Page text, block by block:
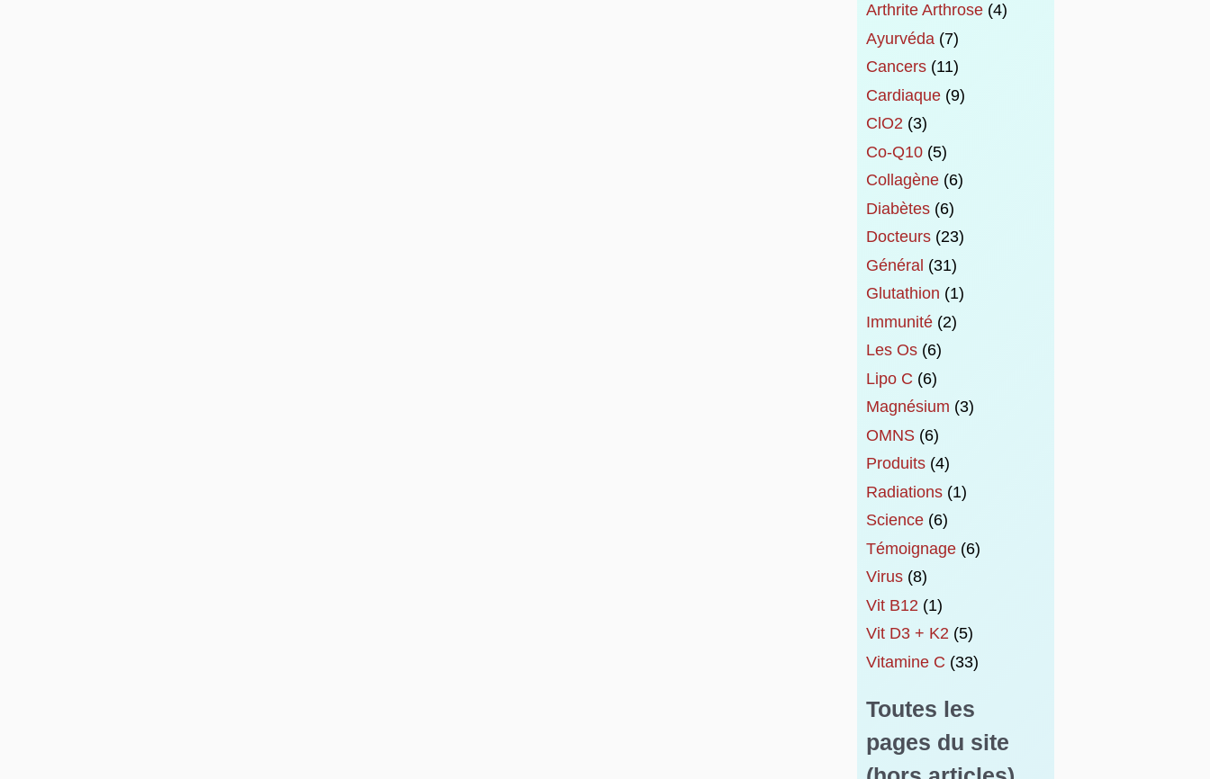
Arthrite Arthrose(4)
Ayurvéda (7)
Cancers(11)
Cardiaque(9)
ClO2(3)
Co-Q10(5)
Collagène(6)
Diabètes(6)
Docteurs(23)
Général (31)
Glutathion (1)
Immunité(2)
Les Os(6)
Lipo C (6)
Magnésium (3)
OMNS(6)
Produits(4)
Radiations(1)
Science(6)
Témoignage(6)
Virus(8)
Vit B12 (1)
Vit D3 + K2(5)
Vitamine C (33)
Toutes les
pages du site